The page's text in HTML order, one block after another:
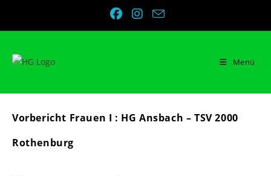
Menü
Vorbericht Frauen I : HG Ansbach – TSV 2000
Rothenburg